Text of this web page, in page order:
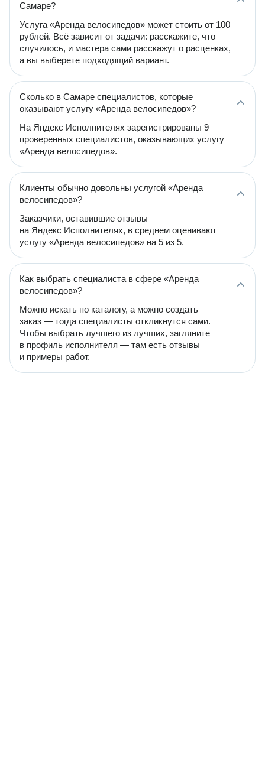
Самаре?
Услуга «Аренда велосипедов» может стоить от 100
рублей. Всё зависит от задачи: расскажите, что
случилось, и мастера сами расскажут о расценках,
а вы выберете подходящий вариант.
Сколько в Самаре специалистов, которые
оказывают услугу «Аренда велосипедов»?
На Яндекс Исполнителях зарегистрированы 9
проверенных специалистов, оказывающих услугу
«Аренда велосипедов».
Клиенты обычно довольны услугой «Аренда
велосипедов»?
Заказчики, оставившие отзывы
на Яндекс Исполнителях, в среднем оценивают
услугу «Аренда велосипедов» на 5 из 5.
Как выбрать специалиста в сфере «Аренда
велосипедов»?
Можно искать по каталогу, а можно создать
заказ — тогда специалисты откликнутся сами.
Чтобы выбрать лучшего из лучших, загляните
в профиль исполнителя — там есть отзывы
и примеры работ.